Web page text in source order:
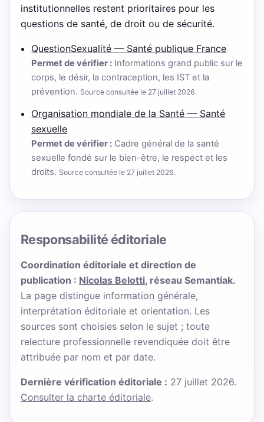
institutionnelles restent prioritaires pour les
questions de santé, de droit ou de sécurité.
QuestionSexualité — Santé publique France
Permet de vérifier : Informations grand public sur le
corps, le désir, la contraception, les IST et la
prévention. Source consultée le 27 juillet 2026.
Organisation mondiale de la Santé — Santé
sexuelle
Permet de vérifier : Cadre général de la santé
sexuelle fondé sur le bien-être, le respect et les
droits. Source consultée le 27 juillet 2026.
Responsabilité éditoriale
Coordination éditoriale et direction de
publication : Nicolas Belotti, réseau Semantiak.
La page distingue information générale,
interprétation éditoriale et orientation. Les
sources sont choisies selon le sujet ; toute
relecture professionnelle revendiquée doit être
attribuée par nom et par date.
Dernière vérification éditoriale : 27 juillet 2026.
Consulter la charte éditoriale.